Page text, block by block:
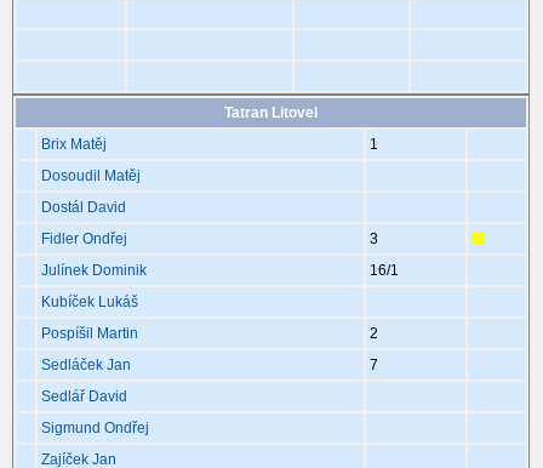
Tatran Litovel
Brix Matěj
1
Dosoudil Matěj
Dostál David
Fidler Ondřej
3
Julínek Dominik
16/1
Kubíček Lukáš
Pospíšil Martin
2
Sedláček Jan
7
Sedlář David
Sigmund Ondřej
Zajíček Jan